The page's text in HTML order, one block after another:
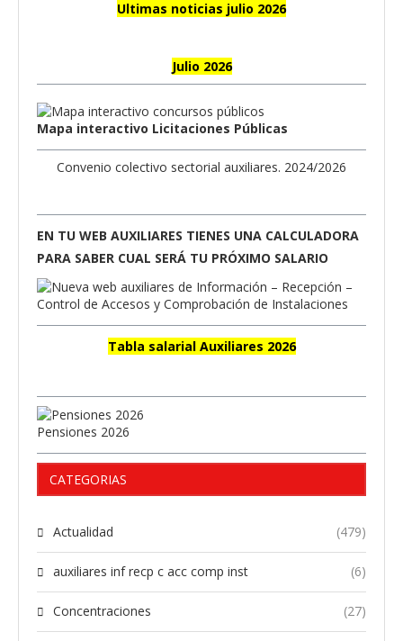
Ultimas noticias julio 2026
Julio 2026
Mapa interactivo Licitaciones Públicas
Convenio colectivo sectorial auxiliares. 2024/2026
EN TU WEB AUXILIARES TIENES UNA CALCULADORA
PARA SABER CUAL SERÁ TU PRÓXIMO SALARIO
Tabla salarial Auxiliares 2026
Pensiones 2026
CATEGORIAS
Actualidad (479)
auxiliares inf recp c acc comp inst (6)
Concentraciones (27)